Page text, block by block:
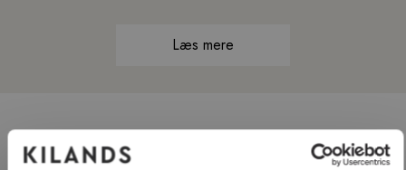
Læs mere
INSPIRATION OG GUIDER SE ALLE